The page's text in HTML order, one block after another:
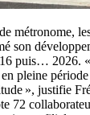
métronome,
son
puis… 2026.
en pleine
», justifie
72